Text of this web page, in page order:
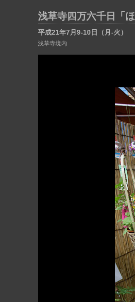
浅草寺四万六千日「ほ
平成21年7月9-10日（月-火）
浅草寺境内